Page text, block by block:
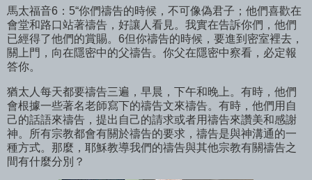
馬太福音6：5“你們禱告的時候，不可像偽君子；他們喜歡在
會堂和路口站著禱告，好讓人看見。我實在告訴你們，他們
已經得了他們的賞賜。6但你禱告的時候，要進到密室裡去，
關上門，向在隱密中的父禱告。你父在隱密中察看，必定報
答你。
猶太人每天都要禱告三遍，早晨，下午和晚上。有時，他們
會根據一些著名老師寫下的禱告文來禱告。有時，他們用自
己的話語來禱告，提出自己的請求或者用禱告來讚美和感謝
神。所有宗教都會有關於禱告的要求，禱告是與神溝通的一
種方式。那麼，耶穌教導我們的禱告與其他宗教有關禱告之
間有什麼分別？